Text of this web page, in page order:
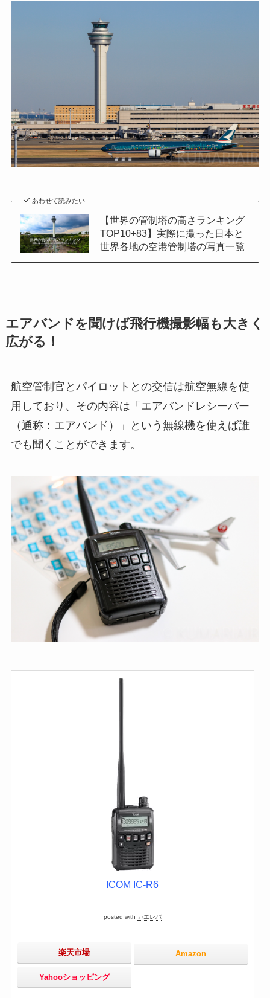
あわせて読みたい
【世界の管制塔の高さランキング
TOP10+83】実際に撮った日本と
世界各地の空港管制塔の写真一覧
エアバンドを聞けば飛行機撮影幅も大きく
広がる！
航空管制官とパイロットとの交信は航空無線を使
用しており、その内容は「エアバンドレシーバー
（通称：エアバンド）」という無線機を使えば誰
でも聞くことができます。
ICOM IC-R6
posted with カエレバ
楽天市場 Amazon
Yahooショッピング